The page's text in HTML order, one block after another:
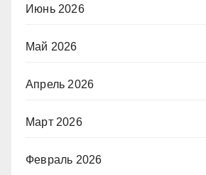
Июнь 2026
Май 2026
Апрель 2026
Март 2026
Февраль 2026